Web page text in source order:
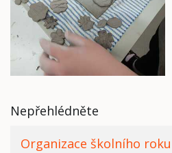
Nepřehlédněte
Organizace školního